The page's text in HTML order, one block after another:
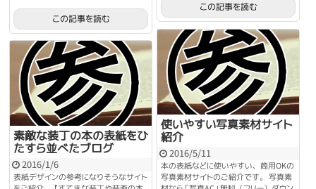
この記事を読む
この記事を読む
使いやすい写真素材サイト
紹介
2016/5/11
本の表紙などに使いやすい、商用OKの
写真素材サイトのご紹介です。 写真素
素敵な装丁の本の表紙をひ
たすら並べたブログ
2016/1/6
表紙デザインの参考になりそうなサイト